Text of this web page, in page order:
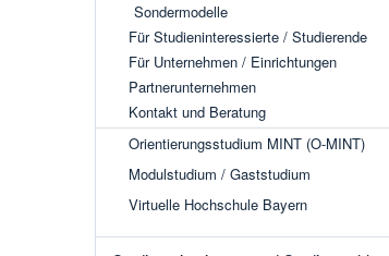
Sondermodelle
Für Studieninteressierte / Studierende
Für Unternehmen / Einrichtungen
Partnerunternehmen
Kontakt und Beratung
Orientierungsstudium MINT (O-MINT)
Modulstudium / Gaststudium
Virtuelle Hochschule Bayern